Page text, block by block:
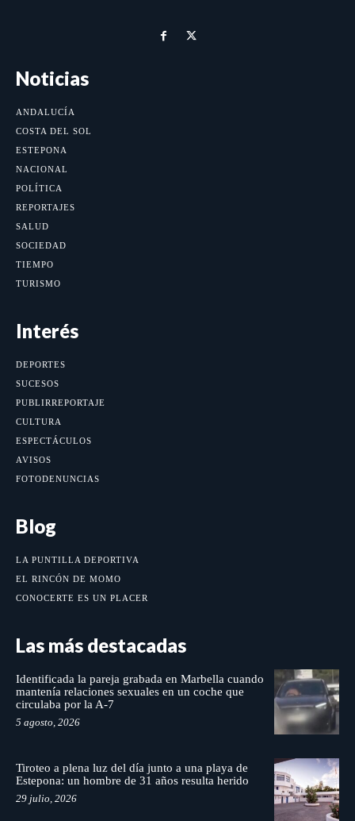
Noticias
ANDALUCÍA
COSTA DEL SOL
ESTEPONA
NACIONAL
POLÍTICA
REPORTAJES
SALUD
SOCIEDAD
TIEMPO
TURISMO
Interés
DEPORTES
SUCESOS
PUBLIRREPORTAJE
CULTURA
ESPECTÁCULOS
AVISOS
FOTODENUNCIAS
Blog
LA PUNTILLA DEPORTIVA
EL RINCÓN DE MOMO
CONOCERTE ES UN PLACER
Las más destacadas
Identificada la pareja grabada en Marbella cuando
mantenía relaciones sexuales en un coche que
circulaba por la A-7
5 agosto, 2026
Tiroteo a plena luz del día junto a una playa de
Estepona: un hombre de 31 años resulta herido
29 julio, 2026